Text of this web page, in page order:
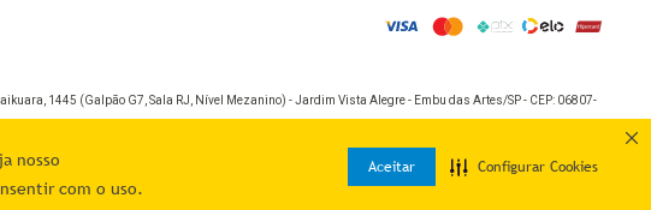
nosso
com o uso.
Aceitar Configurar Cookies
1445 (Galpão G7, Sala RJ, Nível Mezanino) - Jardim Vista Alegre - Embu das Artes/SP - CEP: 06807-